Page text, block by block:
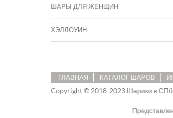
ШАРЫ ДЛЯ ЖЕНЩИН
ХЭЛЛОУИН
ГЛАВНАЯ КАТАЛОГ ШАРОВ
Copyright © 2018-2023 Шарики в СПб.